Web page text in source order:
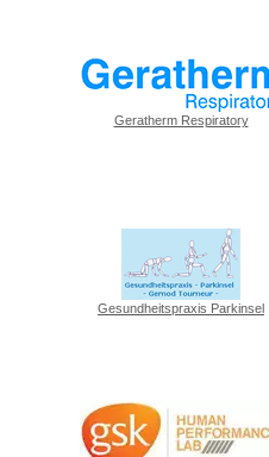
Geratherm Respiratory
Gesundheitspraxis Parkinsel